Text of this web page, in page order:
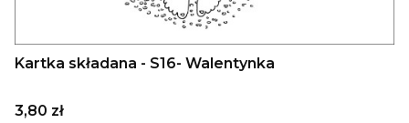
Kartka składana - S16- Walentynka
Cena
3,80 zł